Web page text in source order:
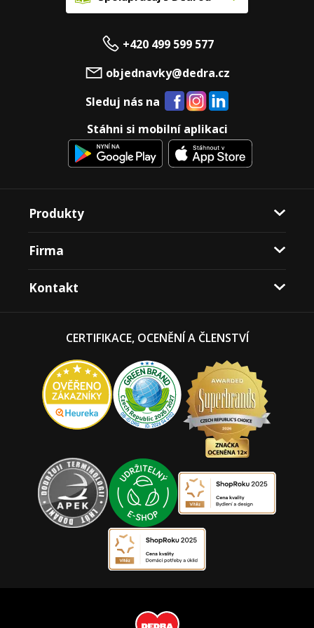
+420 499 599 577
objednavky@dedra.cz
Sleduj nás na
Stáhni si mobilní aplikaci
Produkty
Firma
Kontakt
CERTIFIKACE, OCENĚNÍ A ČLENSTVÍ